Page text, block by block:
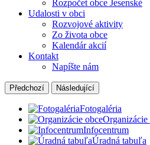
Rozpočet obce Jesenské
Udalosti v obci
Rozvojové aktivity
Zo života obce
Kalendár akcií
Kontakt
Napíšte nám
Předchozí Následující
Fotogaléria
Organizácie
Infocentrum
Úradná tabuľa